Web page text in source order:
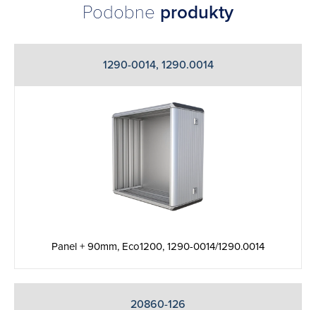
Podobne produkty
1290-0014, 1290.0014
Panel + 90mm, Eco1200, 1290-0014/1290.0014
20860-126